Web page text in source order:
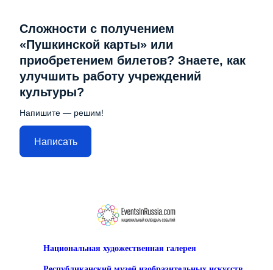
Сложности с получением
«Пушкинской карты» или
приобретением билетов? Знаете, как
улучшить работу учреждений
культуры?
Напишите — решим!
Написать
Национальная художественная галерея